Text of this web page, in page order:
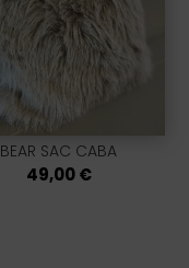
BEAR SAC CABA
49,00€